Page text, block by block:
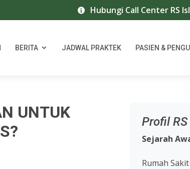
Hubungi Call Center RS
BERITA JADWAL PRAKTEK PASIEN &
UNTUK
Profil
Sejarah
Rumah